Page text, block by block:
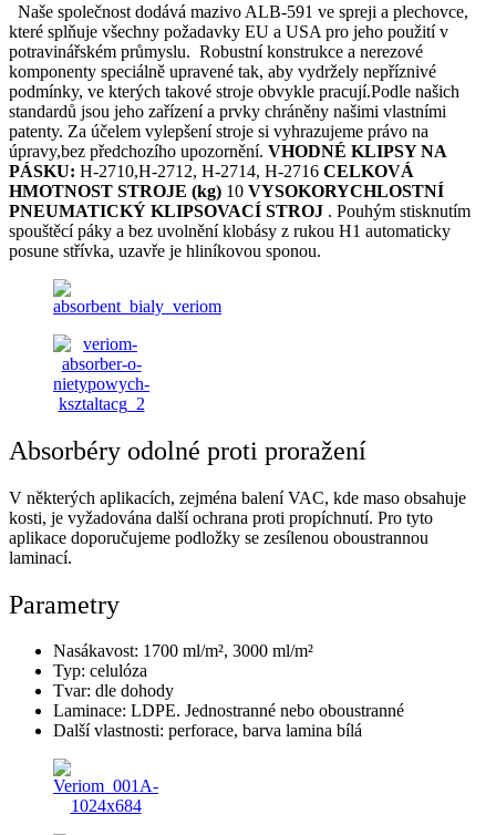
Naše společnost dodává mazivo ALB-591 ve spreji a plechovce,
které splňuje všechny požadavky EU a USA pro jeho použití v
potravinářském průmyslu. Robustní konstrukce a nerezové
komponenty speciálně upravené tak, aby vydržely nepříznivé
podmínky, ve kterých takové stroje obvykle pracují.Podle našich
standardů jsou jeho zařízení a prvky chráněny našimi vlastními
patenty. Za účelem vylepšení stroje si vyhrazujeme právo na
úpravy,bez předchozího upozornění. VHODNÉ KLIPSY NA
PÁSKU: H-2710,H-2712, H-2714, H-2716 CELKOVÁ
HMOTNOST STROJE (kg) 10 VYSOKORYCHLOSTNÍ
PNEUMATICKÝ KLIPSOVACÍ STROJ . Pouhým stisknutím
spouštěcí páky a bez uvolnění klobásy z rukou H1 automaticky
posune střívka, uzavře je hliníkovou sponou.
Absorbéry odolné proti proražení
V některých aplikacích, zejména balení VAC, kde maso obsahuje
kosti, je vyžadována další ochrana proti propíchnutí. Pro tyto
aplikace doporučujeme podložky se zesílenou oboustrannou
laminací.
Parametry
Nasákavost: 1700 ml/m², 3000 ml/m²
Typ: celulóza
Tvar: dle dohody
Laminace: LDPE. Jednostranné nebo oboustranné
Další vlastnosti: perforace, barva lamina bílá